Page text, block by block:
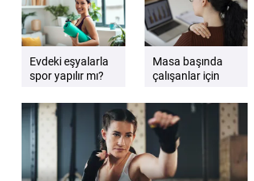
Evdeki eşyalarla
spor yapılır mı?
rehberi
Masa başında
çalışanlar için
esnemeleri